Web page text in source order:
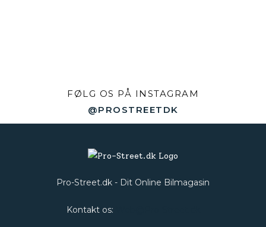
FØLG OS PÅ INSTAGRAM
@PROSTREETDK
Pro-Street.dk - Dit Online Bilmagasin
Kontakt os: